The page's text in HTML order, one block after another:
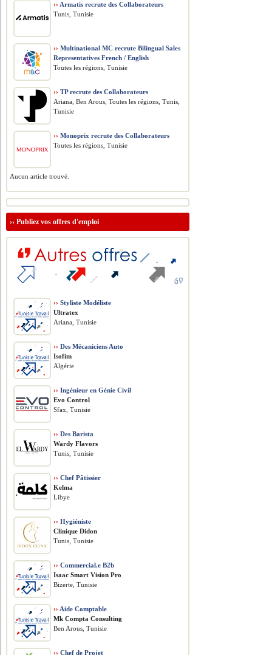
›› Armatis recrute des Collaborateurs
Tunis, Tunisie
›› Multinational MC recrute Bilingual Sales
Representatives French / English
Toutes les régions, Tunisie
›› TP recrute des Collaborateurs
Ariana, Ben Arous, Toutes les régions, Tunis,
Tunisie
›› Monoprix recrute des Collaborateurs
Toutes les régions, Tunisie
Aucun article trouvé.
››Publiez vos offres d'emploi
›› Styliste Modéliste
Ultratex
Ariana, Tunisie
›› Des Mécaniciens Auto
Isofim
Algérie
›› Ingénieur en Génie Civil
Evo Control
Sfax, Tunisie
›› Des Barista
Wardy Flavors
Tunis, Tunisie
›› Chef Pâtissier
Kelma
Libye
›› Hygiéniste
Clinique Didon
Tunis, Tunisie
›› Commercial.e B2b
Isaac Smart Vision Pro
Bizerte, Tunisie
›› Aide Comptable
Mk Compta Consulting
Ben Arous, Tunisie
›› Chef de Projet